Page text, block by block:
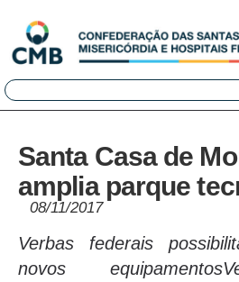
Santa Casa de
amplia parque
08/11/2017
Verbas federais
novos